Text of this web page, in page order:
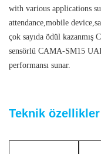
with various applications
attendance,mobile
çok sayıda ödül
sensörlü CAMA-SM15
performansı sunar.
Teknik özellikler